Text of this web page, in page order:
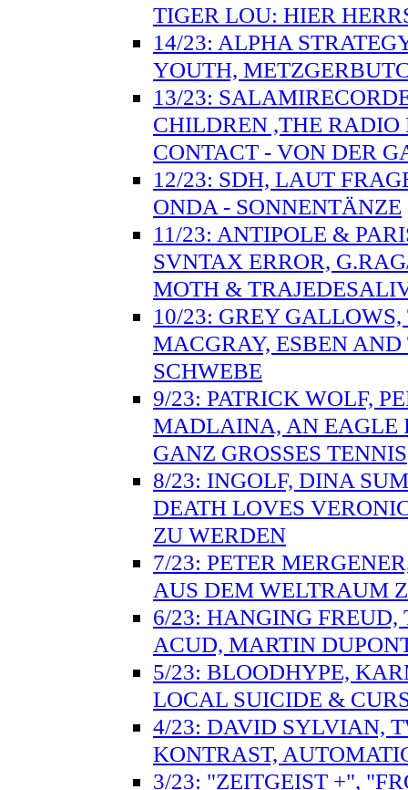
TIGER LOU: HIER
14/23: ALPHA
YOUTH,
13/23:
CHILDREN ,THE
CONTACT - VON DER
12/23: SDH, LAUT
ONDA - SONNENTÄNZE
11/23: ANTIPOLE &
SVNTAX ERROR,
MOTH &
10/23: GREY
MACGRAY, ESBEN
SCHWEBE
9/23: PATRICK WOLF,
MADLAINA, AN EAGLE
GANZ GROSSES TENNIS
8/23: INGOLF, DINA
DEATH LOVES
ZU WERDEN
7/23: PETER
AUS DEM WELTRAUM
6/23: HANGING FREUD,
ACUD, MARTIN
5/23: BLOODHYPE,
LOCAL SUICIDE &
4/23: DAVID SYLVIAN,
KONTRAST,
3/23: "ZEITGEIST +",